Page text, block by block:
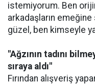
istemiyorum. Ben
arkadaşların
güzel, ben kimseyle
"Ağzının tadını
sıraya aldı"
Fırından alışveriş